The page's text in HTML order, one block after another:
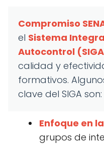
Compromiso
el Sistema
Autocontrol
calidad y
formativos.
clave del SIGA son:
Enfoque en
grupos de